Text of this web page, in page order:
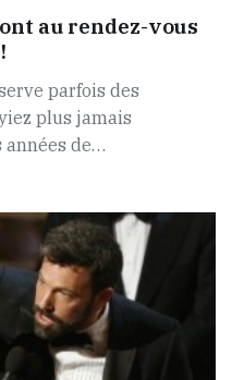
au rendez-vous
parfois des
plus jamais
années de…